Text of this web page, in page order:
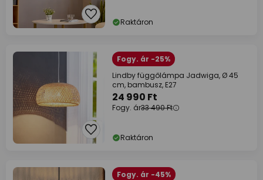
Raktáron
Fogy. ár -25%
Lindby függőlámpa Jadwiga, Ø 45
cm, bambusz, E27
24 990 Ft
Fogy. ár33 490 Ft
Raktáron
Fogy. ár -45%